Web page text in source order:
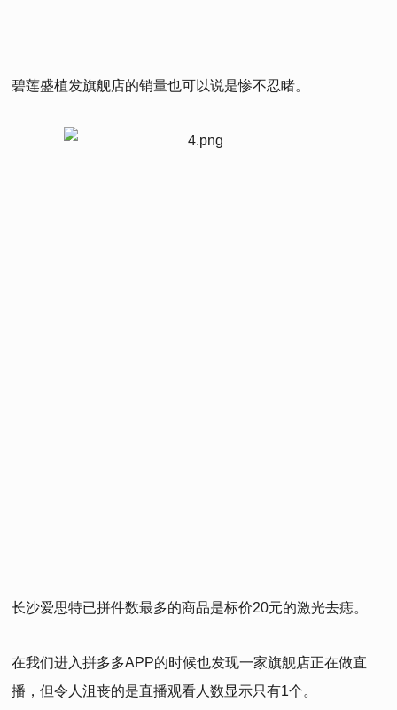
碧莲盛植发旗舰店的销量也可以说是惨不忍睹。
长沙爱思特已拼件数最多的商品是标价20元的激光去痣。
在我们进入拼多多APP的时候也发现一家旗舰店正在做直
播，但令人沮丧的是直播观看人数显示只有1个。